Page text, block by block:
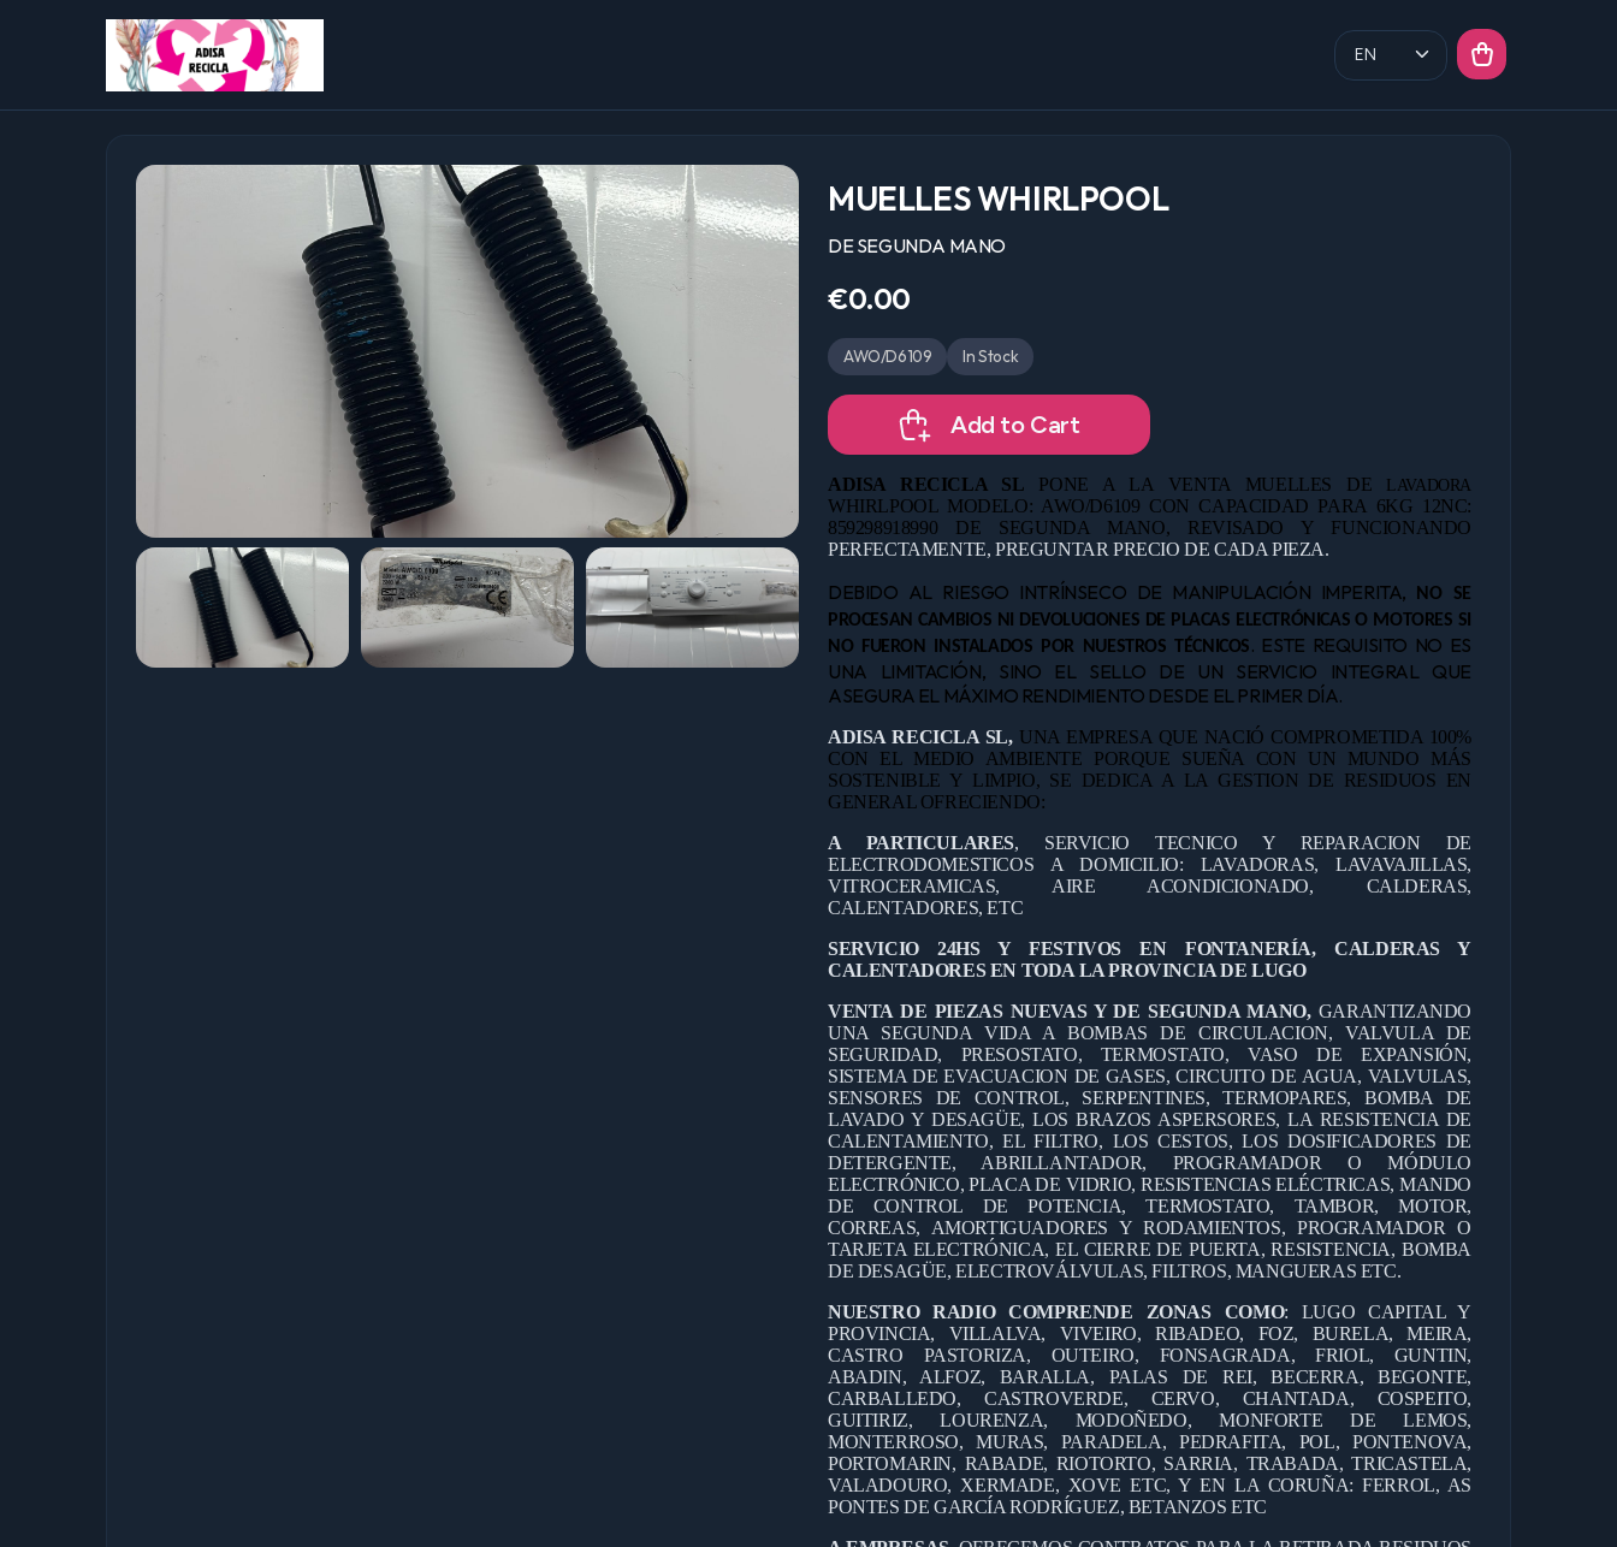
MUELLES WHIRLPOOL
DE SEGUNDA MANO
€0.00
AWO/D6109 In Stock
Add to Cart
ADISA RECICLA SL PONE A LA VENTA MUELLES DE LAVADORA
WHIRLPOOL MODELO: AWO/D6109 CON CAPACIDAD PARA 6KG 12NC:
859298918990 DE SEGUNDA MANO, REVISADO Y FUNCIONANDO
PERFECTAMENTE, PREGUNTAR PRECIO DE CADA PIEZA.
DEBIDO AL RIESGO INTRÍNSECO DE MANIPULACIÓN IMPERITA,
NO SE
PROCESAN CAMBIOS NI DEVOLUCIONES DE PLACAS ELECTRÓNICAS O MOTORES SI
NO FUERON INSTALADOS POR NUESTROS TÉCNICOS. ESTE REQUISITO NO ES
UNA LIMITACIÓN, SINO EL SELLO DE UN SERVICIO INTEGRAL QUE
ASEGURA EL MÁXIMO RENDIMIENTO DESDE EL PRIMER DÍA.
ADISA RECICLA SL, UNA EMPRESA QUE NACIÓ COMPROMETIDA 100%
CON EL MEDIO AMBIENTE PORQUE SUEÑA CON UN MUNDO MÁS
SOSTENIBLE Y LIMPIO, SE DEDICA A LA GESTION DE RESIDUOS EN
GENERAL OFRECIENDO:
A PARTICULARES, SERVICIO TECNICO Y REPARACION DE
ELECTRODOMESTICOS A DOMICILIO: LAVADORAS, LAVAVAJILLAS,
VITROCERAMICAS, AIRE ACONDICIONADO, CALDERAS,
CALENTADORES, ETC
SERVICIO 24HS Y FESTIVOS EN FONTANERÍA, CALDERAS Y
CALENTADORES EN TODA LA PROVINCIA DE LUGO
VENTA DE PIEZAS NUEVAS Y DE SEGUNDA MANO,GARANTIZANDO
UNA SEGUNDA VIDA A BOMBAS DE CIRCULACION, VALVULA DE
SEGURIDAD, PRESOSTATO, TERMOSTATO, VASO DE EXPANSIÓN,
SISTEMA DE EVACUACION DE GASES, CIRCUITO DE AGUA, VALVULAS,
SENSORES DE CONTROL, SERPENTINES, TERMOPARES, BOMBA DE
LAVADO Y DESAGÜE, LOS BRAZOS ASPERSORES, LA RESISTENCIA DE
CALENTAMIENTO, EL FILTRO, LOS CESTOS, LOS DOSIFICADORES DE
DETERGENTE, ABRILLANTADOR, PROGRAMADOR O MÓDULO
ELECTRÓNICO, PLACA DE VIDRIO, RESISTENCIAS ELÉCTRICAS, MANDO
DE CONTROL DE POTENCIA, TERMOSTATO, TAMBOR, MOTOR,
CORREAS, AMORTIGUADORES Y RODAMIENTOS, PROGRAMADOR O
TARJETA ELECTRÓNICA, EL CIERRE DE PUERTA, RESISTENCIA, BOMBA
DE DESAGÜE, ELECTROVÁLVULAS, FILTROS, MANGUERAS ETC.
NUESTRO RADIO COMPRENDE ZONAS COMO: LUGO CAPITAL Y
PROVINCIA, VILLALVA, VIVEIRO, RIBADEO, FOZ, BURELA, MEIRA,
CASTRO PASTORIZA, OUTEIRO, FONSAGRADA, FRIOL, GUNTIN,
ABADIN, ALFOZ, BARALLA, PALAS DE REI, BECERRA, BEGONTE,
CARBALLEDO, CASTROVERDE, CERVO, CHANTADA, COSPEITO,
GUITIRIZ, LOURENZA, MODOÑEDO, MONFORTE DE LEMOS,
MONTERROSO, MURAS, PARADELA, PEDRAFITA, POL, PONTENOVA,
PORTOMARIN, RABADE, RIOTORTO, SARRIA, TRABADA, TRICASTELA,
VALADOURO, XERMADE, XOVE ETC, Y EN LA CORUÑA: FERROL, AS
PONTES DE GARCÍA RODRÍGUEZ, BETANZOS ETC